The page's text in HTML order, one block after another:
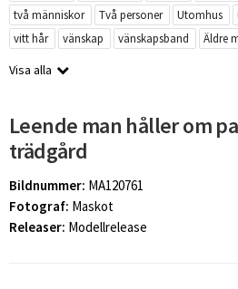
två människor
Två personer Utomhus
vitt hår
vänskap vänskapsband Äldre
Visa alla
Leende man håller om
trädgård
Bildnummer: MA120761
Fotograf: Maskot
Releaser: Modellrelease